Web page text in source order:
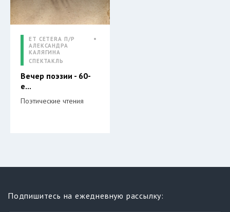
ET CETERA П/Р
АЛЕКСАНДРА
КАЛЯГИНА
СПЕКТАКЛЬ
Вечер поэзии - 60-
е...
Поэтические чтения
Подпишитесь на ежедневную рассылку: